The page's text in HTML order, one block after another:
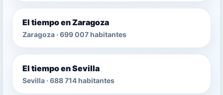
El tiempo en Zaragoza
Zaragoza · 699 007 habitantes
El tiempo en Sevilla
Sevilla · 688 714 habitantes